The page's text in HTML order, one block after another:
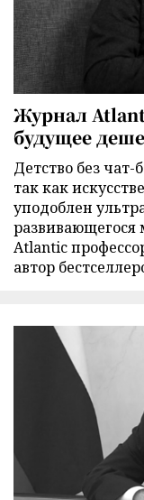
Журнал
будущее
Детство без чат-
так как
уподоблен
развивающегося
Atlantic
автор